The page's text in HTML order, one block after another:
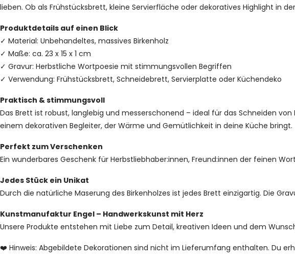
lieben. Ob als Frühstücksbrett, kleine Servierfläche oder dekoratives Highlight in
Produktdetails auf einen Blick
✓ Material: Unbehandeltes, massives Birkenholz
✓ Maße: ca. 23 x 15 x 1 cm
✓ Gravur: Herbstliche Wortpoesie mit stimmungsvollen Begriffen
✓ Verwendung: Frühstücksbrett, Schneidebrett, Servierplatte oder Küchendeko
Praktisch & stimmungsvoll
Das Brett ist robust, langlebig und messerschonend – ideal für das Schneiden
einem dekorativen Begleiter, der Wärme und Gemütlichkeit in deine Küche bringt.
Perfekt zum Verschenken
Ein wunderbares Geschenk für Herbstliebhaber:innen, Freund:innen der feinen
Jedes Stück ein Unikat
Durch die natürliche Maserung des Birkenholzes ist jedes Brett einzigartig. Die
Kunstmanufaktur Engel – Handwerkskunst mit Herz
Unsere Produkte entstehen mit Liebe zum Detail, kreativen Ideen und dem
❤️ Hinweis: Abgebildete Dekorationen sind nicht im Lieferumfang enthalten. Du